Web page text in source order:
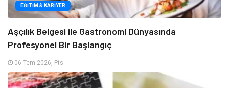
EĞITIM & KARIYER
Aşçılık Belgesi ile Gastronomi Dünyasında
Profesyonel Bir Başlangıç
06 Tem 2026, Pts